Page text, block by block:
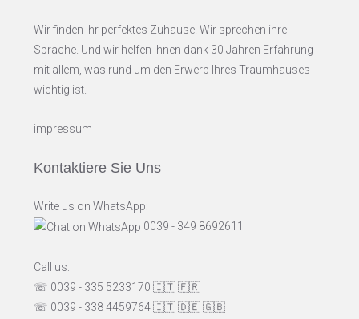
Wir finden Ihr perfektes Zuhause. Wir sprechen ihre
Sprache. Und wir helfen Ihnen dank 30 Jahren Erfahrung
mit allem, was rund um den Erwerb Ihres Traumhauses
wichtig ist.
impressum
Kontaktiere Sie Uns
Write us on WhatsApp:
0039 - 349 8692611
Call us:
☏ 0039 - 335 5233170 🇮🇹🇫🇷
☏ 0039 - 338 4459764🇮🇹🇩🇪🇬🇧